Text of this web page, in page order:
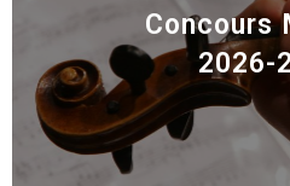
Concours
2026-